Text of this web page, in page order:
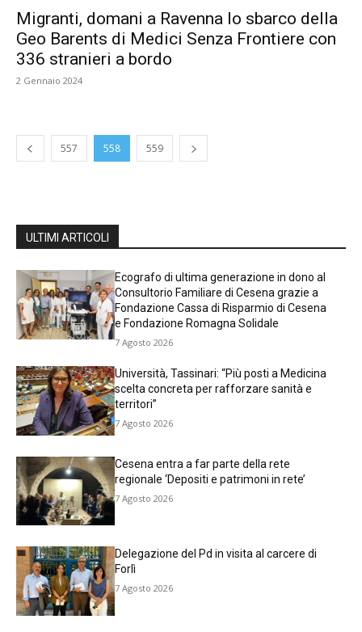
Migranti, domani a Ravenna lo sbarco della
Geo Barents di Medici Senza Frontiere con
336 stranieri a bordo
2 Gennaio 2024
557 558 559
ULTIMI ARTICOLI
Ecografo di ultima generazione in dono al
Consultorio Familiare di Cesena grazie a
Fondazione Cassa di Risparmio di Cesena
e Fondazione Romagna Solidale
7 Agosto 2026
Università, Tassinari: “Più posti a Medicina
scelta concreta per rafforzare sanità e
territori”
7 Agosto 2026
Cesena entra a far parte della rete
regionale ‘Depositi e patrimoni in rete’
7 Agosto 2026
Delegazione del Pd in visita al carcere di
Forlì
7 Agosto 2026